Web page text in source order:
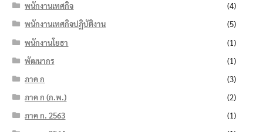
พนักงานเทศกิจ
(4)
พนักงานเทศกิจปฏิบัติงาน
(5)
พนักงานโยธา
(1)
พัฒนากร
(1)
ภาค ก
(3)
ภาค ก (ก.พ.)
(2)
ภาค ก. 2563
(1)